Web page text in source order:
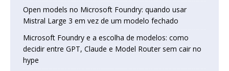
Open models no Microsoft Foundry: quando usar
Mistral Large 3 em vez de um modelo fechado
Microsoft Foundry e a escolha de modelos: como
decidir entre GPT, Claude e Model Router sem cair no
hype